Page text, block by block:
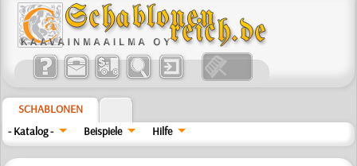
SCHABLONEN
- Katalog -
Beispiele Hilfe